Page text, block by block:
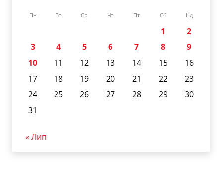
Пн Вт Ср Чт Пт Сб Нд
1
2
3
4 5 6 7 8
9
10
11 12 13 14 15
16
17
18 19 20 21 22
23
24
25 26 27 28 29
30
31
« Лип